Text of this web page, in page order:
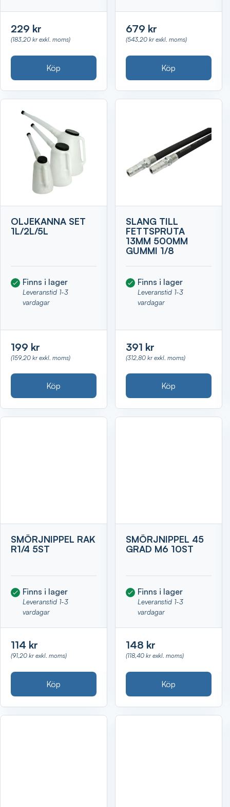
229 kr
(183,20 kr exkl. moms)
Köp
679 kr
(543,20 kr exkl. moms)
Köp
OLJEKANNA SET
1L/2L/5L
Finns i lager
Leveranstid 1-3
vardagar
199 kr
(159,20 kr exkl. moms)
Köp
SLANG TILL
FETTSPRUTA
13MM 500MM
GUMMI 1/8
Finns i lager
Leveranstid 1-3
vardagar
391 kr
(312,80 kr exkl. moms)
Köp
SMÖRJNIPPEL RAK
R1/4 5ST
Finns i lager
Leveranstid 1-3
vardagar
114 kr
(91,20 kr exkl. moms)
Köp
SMÖRJNIPPEL 45
GRAD M6 10ST
Finns i lager
Leveranstid 1-3
vardagar
148 kr
(118,40 kr exkl. moms)
Köp